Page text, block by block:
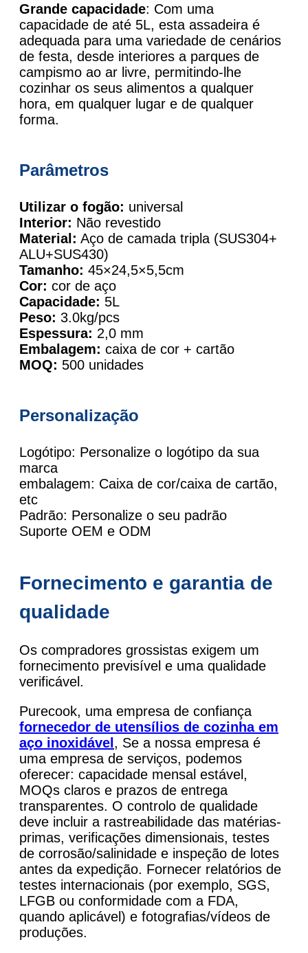
Grande capacidade: Com uma
capacidade de até 5L, esta assadeira é
adequada para uma variedade de cenários
de festa, desde interiores a parques de
campismo ao ar livre, permitindo-lhe
cozinhar os seus alimentos a qualquer
hora, em qualquer lugar e de qualquer
forma.
Parâmetros
Utilizar o fogão: universal
Interior: Não revestido
Material: Aço de camada tripla (SUS304+
ALU+SUS430)
Tamanho: 45×24,5×5,5cm
Cor: cor de aço
Capacidade: 5L
Peso: 3.0kg/pcs
Espessura: 2,0 mm
Embalagem: caixa de cor + cartão
MOQ: 500 unidades
Personalização
Logótipo: Personalize o logótipo da sua
marca
embalagem: Caixa de cor/caixa de cartão,
etc
Padrão: Personalize o seu padrão
Suporte OEM e ODM
Fornecimento e garantia de
qualidade
Os compradores grossistas exigem um
fornecimento previsível e uma qualidade
verificável.
Purecook, uma empresa de confiança
fornecedor de utensílios de cozinha em
aço inoxidável , Se a nossa empresa é
uma empresa de serviços, podemos
oferecer: capacidade mensal estável,
MOQs claros e prazos de entrega
transparentes. O controlo de qualidade
deve incluir a rastreabilidade das matérias-
primas, verificações dimensionais, testes
de corrosão/salinidade e inspeção de lotes
antes da expedição. Fornecer relatórios de
testes internacionais (por exemplo, SGS,
LFGB ou conformidade com a FDA,
quando aplicável) e fotografias/vídeos de
produções.